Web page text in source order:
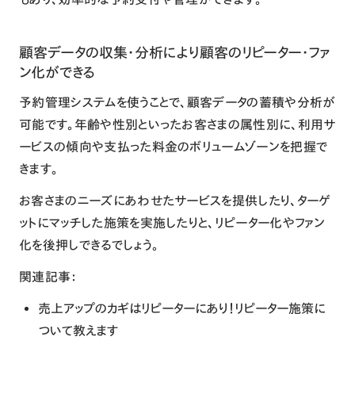
顧客データの収集・分析により顧客のリピーター・ファ
ン化ができる
予約管理システムを使うことで、顧客データの蓄積や分析が
可能です。年齢や性別といったお客さまの属性別に、利用サ
ービスの傾向や支払った料金のボリュームゾーンを把握で
きます。
お客さまのニーズにあわせたサービスを提供したり、ターゲ
ットにマッチした施策を実施したりと、リピーター化やファン
化を後押しできるでしょう。
関連記事：
売上アップのカギはリピーターにあり！リピーター施策に
ついて教えます